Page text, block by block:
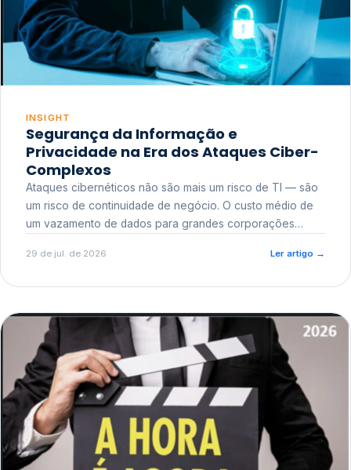
INSIGHT
Segurança da Informação e
Privacidade na Era dos Ataques Ciber-
Complexos
Ataques cibernéticos não são mais um risco de TI — são
um risco de continuidade de negócio. O custo médio de
um vazamento de dados para grandes corporações
reputacional e o risco regulatório junto a órgãos como a
29 de jul. de 2026 Ler artigo →